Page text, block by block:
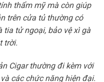
thẩm mỹ mà còn giúp
trên cửa tủ thường có
tia tử ngoại, bảo vệ xì gà
trời.
Cigar thường đi kèm với
các chức năng hiện đại.